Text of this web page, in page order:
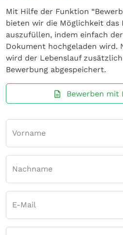
Mit Hilfe der Funktion
bieten wir die Möglichkeit
auszufüllen, indem einfach
Dokument hochgeladen wird.
wird der Lebenslauf
Bewerbung abgespeichert.
Bewerben mit
Vorname
Nachname
E-Mail